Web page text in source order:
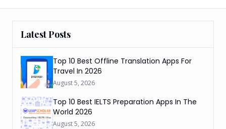
Latest Posts
Top 10 Best Offline Translation Apps For
Travel In 2026
August 5, 2026
Top 10 Best IELTS Preparation Apps In The
World 2026
August 5, 2026